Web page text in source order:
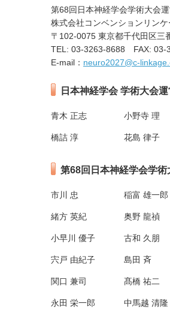
第68回日本神経学会学術大会
株式会社コンベンションリンケ
〒102-0075 東京都千代田区三
TEL: 03-3263-8688 FAX: 03-
E-mail： neuro2027@c-
日本神経学会 学術大会
青木 正志 小野寺 理
橋詰 淳 花島 律子
第68回日本神経学会学
市川 忠 稲富 雄一郎
緒方 英紀 奥野 龍禎
小早川 優子 古和 久朋
宍戸 由紀子 島田 斉
関口 兼司 髙橋 祐二
永田 栄一郎 中馬越 清隆